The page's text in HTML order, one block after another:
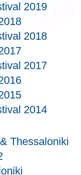
2019
2018
2017
2014
& Thessaloniki